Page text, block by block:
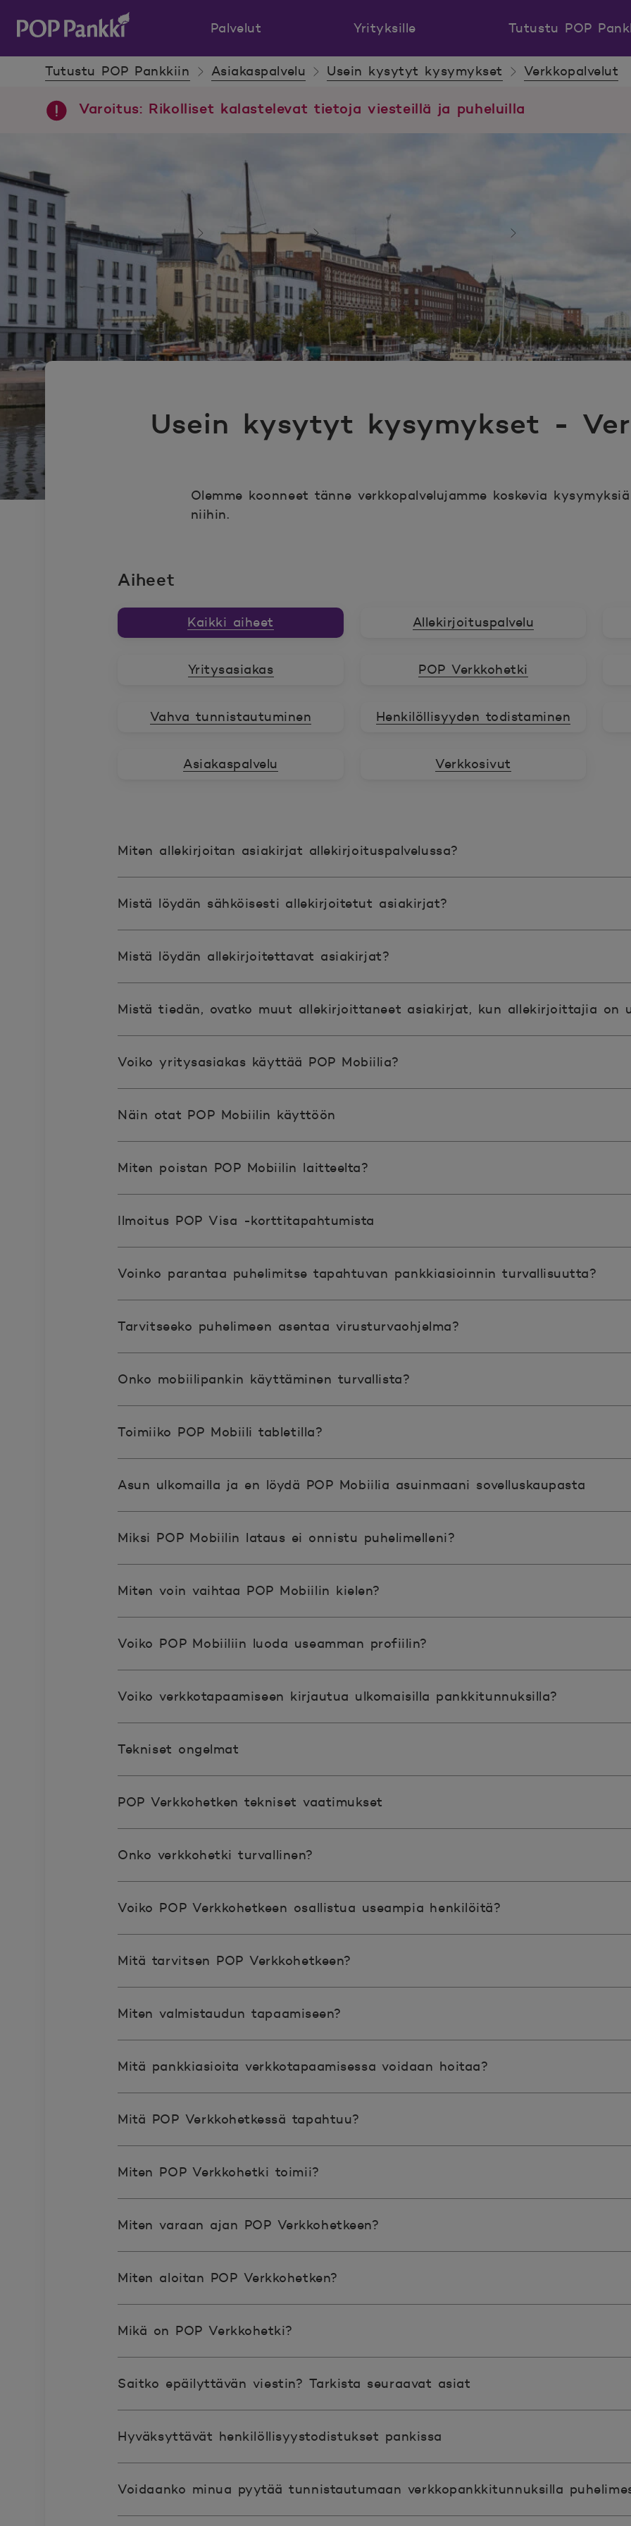
POP Pankki, etusivulle
Palvelut Yrityksille
Tutustu POP
Tutustu POP Pankkiin Asiakaspalvelu Usein kysytyt kysymykset Verkkopalvelut
Varoitus: Rikolliset kalastelevat tietoja viesteillä ja puheluilla
Tutustu POP Pankkiin Asiakaspalvelu Usein kysytyt kysymykset
Usein kysytyt kysymykset -
Olemme koonneet tänne verkkopalvelujamme koskevia
niihin.
Aiheet
Kaikki aiheet Allekirjoituspalvelu
Yritysasiakas POP Verkkohetki
Vahva tunnistautuminen Henkilöllisyyden todistaminen
Asiakaspalvelu Verkkosivut
Miten allekirjoitan asiakirjat allekirjoituspalvelussa?
Mistä löydän sähköisesti allekirjoitetut asiakirjat?
Mistä löydän allekirjoitettavat asiakirjat?
Mistä tiedän, ovatko muut allekirjoittaneet asiakirjat, kun allekirjoittajia on
Voiko yritysasiakas käyttää POP Mobiilia?
Näin otat POP Mobiilin käyttöön
Miten poistan POP Mobiilin laitteelta?
Ilmoitus POP Visa -korttitapahtumista
Voinko parantaa puhelimitse tapahtuvan pankkiasioinnin turvallisuutta?
Tarvitseeko puhelimeen asentaa virusturvaohjelma?
Onko mobiilipankin käyttäminen turvallista?
Toimiiko POP Mobiili tabletilla?
Asun ulkomailla ja en löydä POP Mobiilia asuinmaani sovelluskaupasta
Miksi POP Mobiilin lataus ei onnistu puhelimelleni?
Miten voin vaihtaa POP Mobiilin kielen?
Voiko POP Mobiiliin luoda useamman profiilin?
Voiko verkkotapaamiseen kirjautua ulkomaisilla pankkitunnuksilla?
Tekniset ongelmat
POP Verkkohetken tekniset vaatimukset
Onko verkkohetki turvallinen?
Voiko POP Verkkohetkeen osallistua useampia henkilöitä?
Mitä tarvitsen POP Verkkohetkeen?
Miten valmistaudun tapaamiseen?
Mitä pankkiasioita verkkotapaamisessa voidaan hoitaa?
Mitä POP Verkkohetkessä tapahtuu?
Miten POP Verkkohetki toimii?
Miten varaan ajan POP Verkkohetkeen?
Miten aloitan POP Verkkohetken?
Mikä on POP Verkkohetki?
Saitko epäilyttävän viestin? Tarkista seuraavat asiat
Hyväksyttävät henkilöllisyystodistukset pankissa
Voidaanko minua pyytää tunnistautumaan verkkopankkitunnuksilla